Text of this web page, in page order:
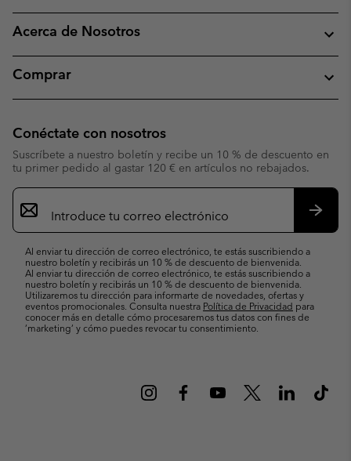
Acerca de Nosotros
Comprar
Conéctate con nosotros
Suscríbete a nuestro boletín y recibe un 10 % de descuento en
tu primer pedido al gastar 120 € en artículos no rebajados.
Suscripción
de
correo
Al enviar tu dirección de correo electrónico, te estás suscribiendo a
nuestro boletín y recibirás un 10 % de descuento de bienvenida.
Al enviar tu dirección de correo electrónico, te estás suscribiendo a
nuestro boletín y recibirás un 10 % de descuento de bienvenida.
Utilizaremos tu dirección para informarte de novedades, ofertas y
eventos promocionales. Consulta nuestra Política de Privacidad para
conocer más en detalle cómo procesaremos tus datos con fines de
’marketing’ y cómo puedes revocar tu consentimiento.